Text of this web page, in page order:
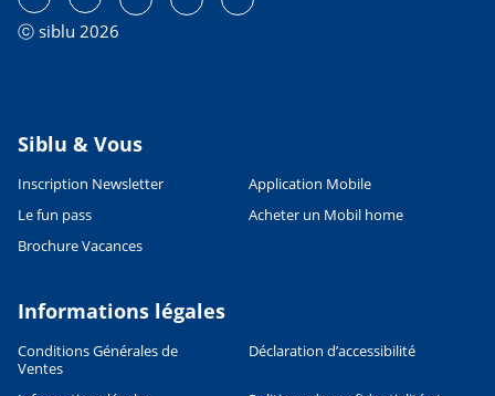
ⓒ siblu 2026
Siblu & Vous
Inscription Newsletter
Application Mobile
Le fun pass
Acheter un Mobil home
Brochure Vacances
Informations légales
Conditions Générales de
Ventes
Déclaration d’accessibilité